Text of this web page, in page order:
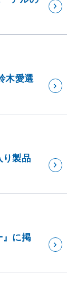
木愛選
り製品
』に掲